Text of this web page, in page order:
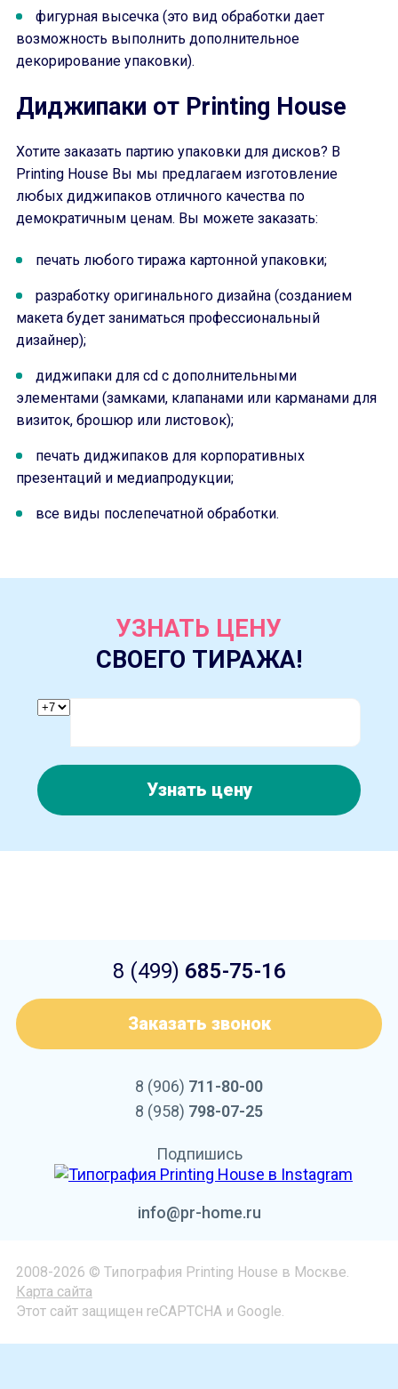
фигурная высечка (это вид обработки дает
возможность выполнить дополнительное
декорирование упаковки).
Диджипаки от Printing House
Хотите заказать партию упаковки для дисков? В
Printing House Вы мы предлагаем изготовление
любых диджипаков отличного качества по
демократичным ценам. Вы можете заказать:
печать любого тиража картонной упаковки;
разработку оригинального дизайна (созданием
макета будет заниматься профессиональный
дизайнер);
диджипаки для cd с дополнительными
элементами (замками, клапанами или карманами для
визиток, брошюр или листовок);
печать диджипаков для корпоративных
презентаций и медиапродукции;
все виды послепечатной обработки.
УЗНАТЬ ЦЕНУ
СВОЕГО ТИРАЖА!
Узнать цену
8 (499) 685-75-16
Заказать звонок
8 (906) 711-80-00
8 (958) 798-07-25
Подпишись
info@pr-home.ru
2008-2026 © Типография Printing House в Москве.
Карта сайта
Этот сайт защищен reCAPTCHA и Google.